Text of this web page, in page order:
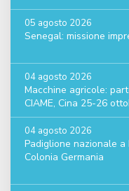
05 agosto 2026
Senegal: missione
04 agosto 2026
Macchine agricole:
CIAME, Cina 25-26
04 agosto 2026
Padiglione nazionale a
Colonia Germania